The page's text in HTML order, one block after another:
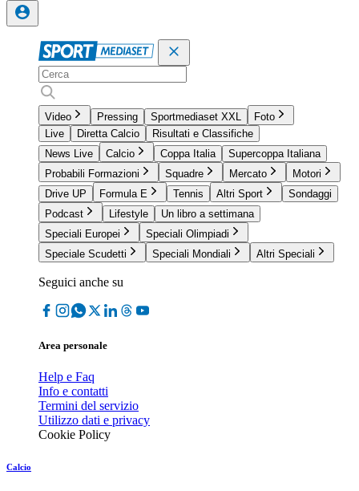
Video Pressing Sportmediaset XXL
Foto
Live
Diretta Calcio
Risultati e Classifiche
News Live
Calcio Coppa Italia
Supercoppa Italiana
Probabili Formazioni
Squadre Mercato
Motori
Drive UP
Formula E Tennis Altri Sport
Sondaggi
Podcast
Lifestyle
Un libro a settimana
Speciali Europei
Speciali Olimpiadi
Speciale Scudetti
Speciali Mondiali Altri Speciali
Seguici anche su
Area personale
Help e Faq
Info e contatti
Termini del servizio
Utilizzo dati e privacy
Cookie Policy
Calcio